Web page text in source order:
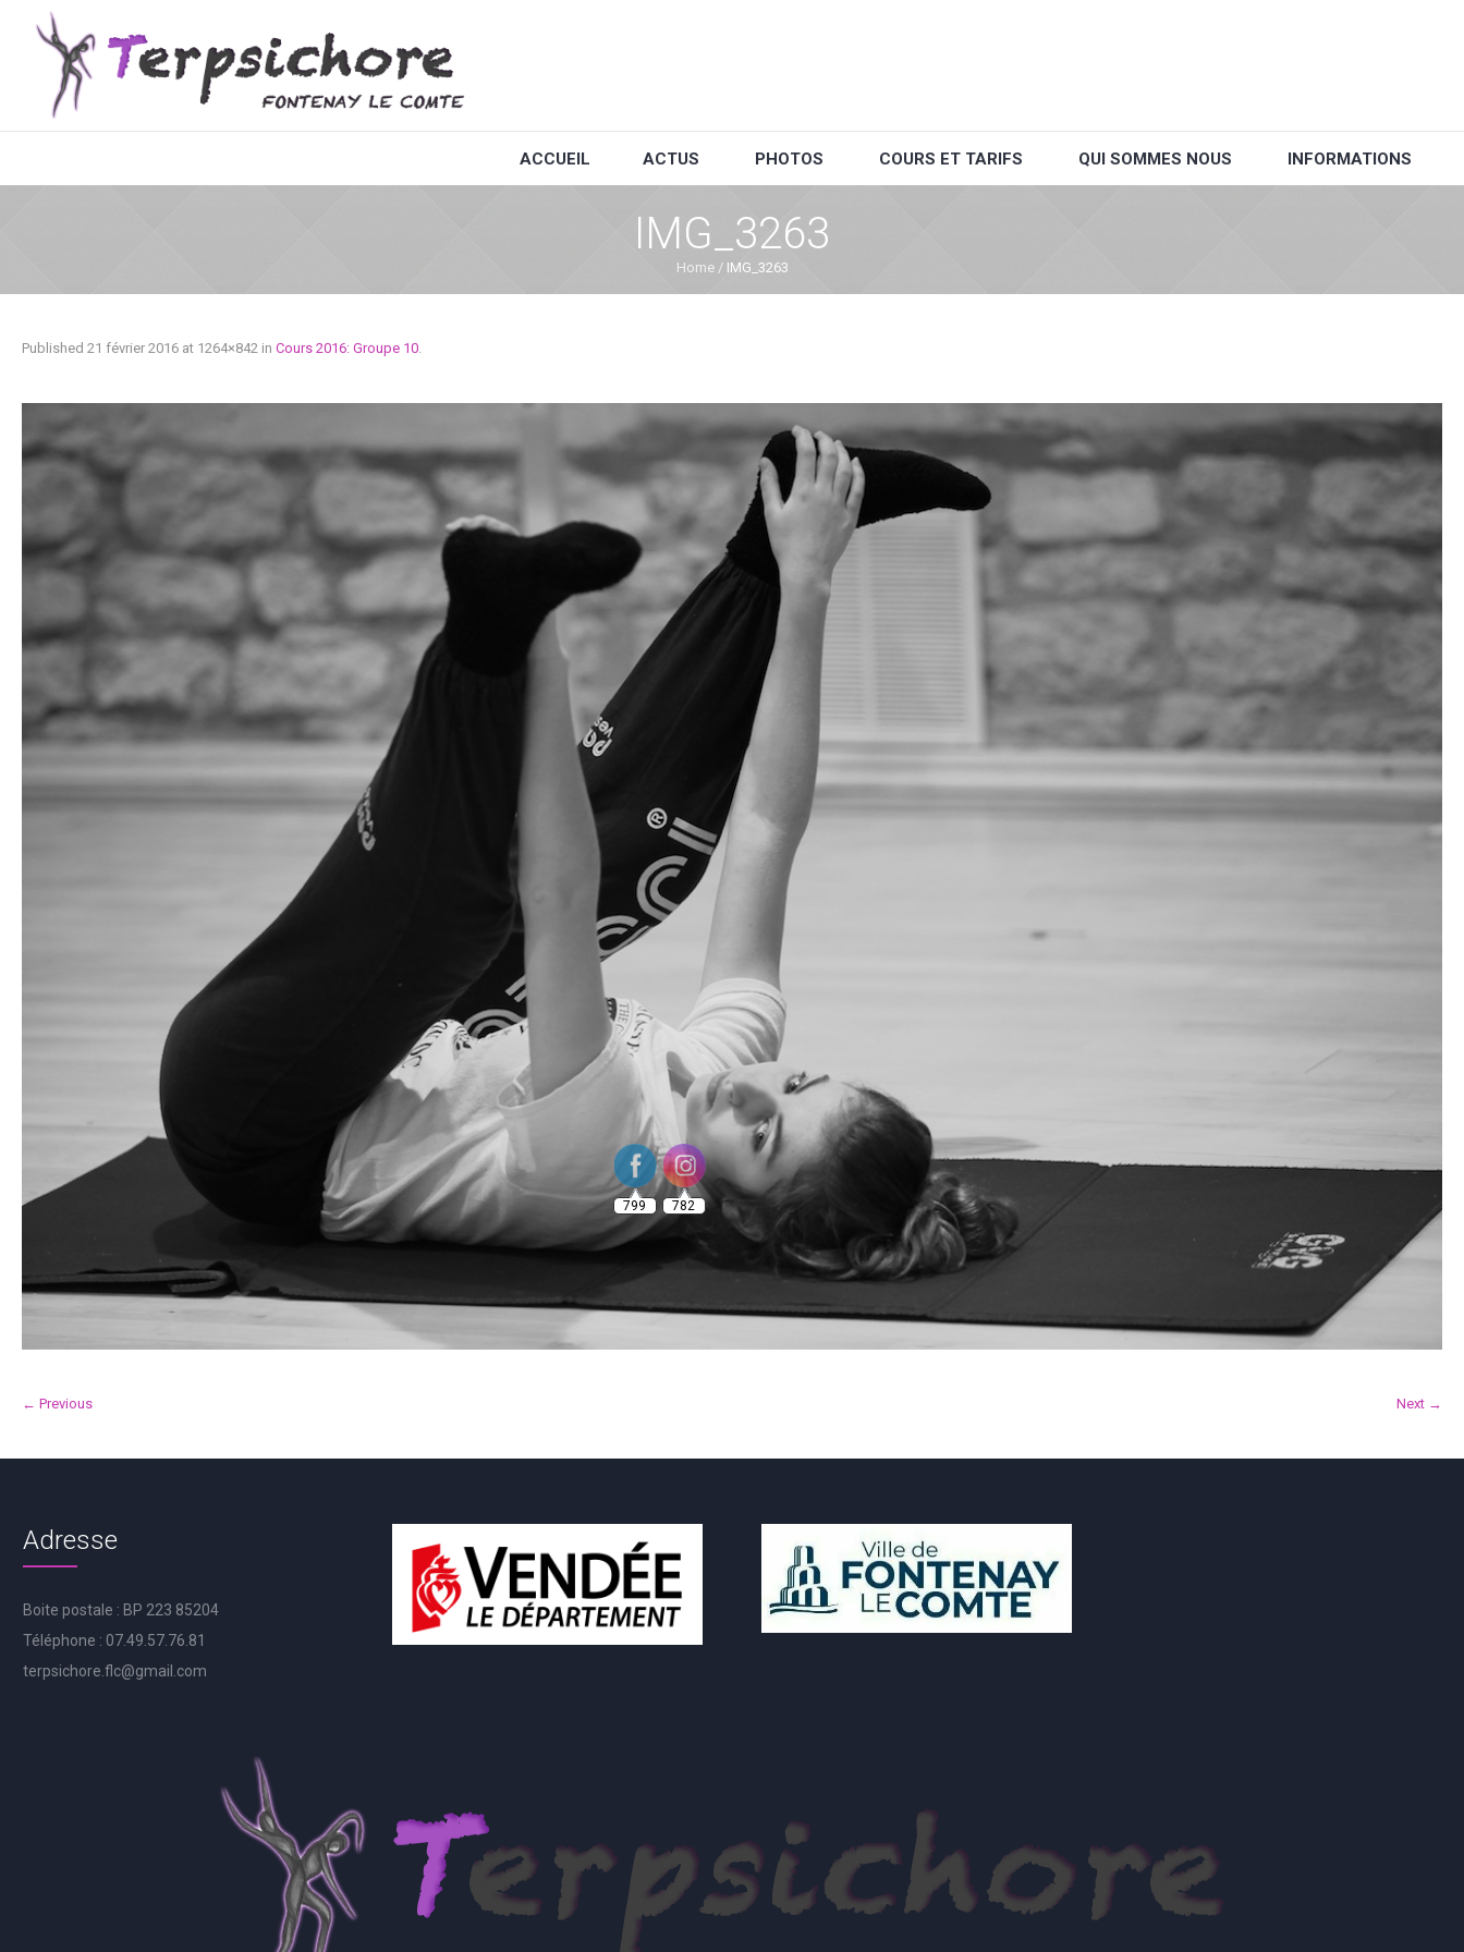
ACCUEIL ACTUS PHOTOS COURS ET TARIFS QUI SOMMES NOUS INFORMATIONS
IMG_3263
Home / IMG_3263
Published 21 février 2016 at 1264×842 in Cours 2016: Groupe 10.
← Previous Next →
Adresse
Boite postale : BP 223 85204
Téléphone : 07.49.57.76.81
terpsichore.flc@gmail.com